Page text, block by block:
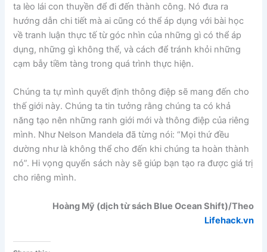
ta lèo lái con thuyền để đi đến thành công. Nó đưa ra
hướng dẫn chi tiết mà ai cũng có thể áp dụng với bài học
về tranh luận thực tế từ góc nhìn của những gì có thể áp
dụng, những gì không thể, và cách để tránh khỏi những
cạm bẫy tiềm tàng trong quá trình thực hiện.
Chúng ta tự mình quyết định thông điệp sẽ mang đến cho
thế giới này. Chúng ta tin tưởng rằng chúng ta có khả
năng tạo nên những ranh giới mới và thông điệp của riêng
mình. Như Nelson Mandela đã từng nói: “Mọi thứ đều
dường như là không thể cho đến khi chúng ta hoàn thành
nó”. Hi vọng quyển sách này sẽ giúp bạn tạo ra được giá trị
cho riêng mình.
Hoàng Mỹ (dịch từ sách Blue Ocean Shift)/Theo
Lifehack.vn